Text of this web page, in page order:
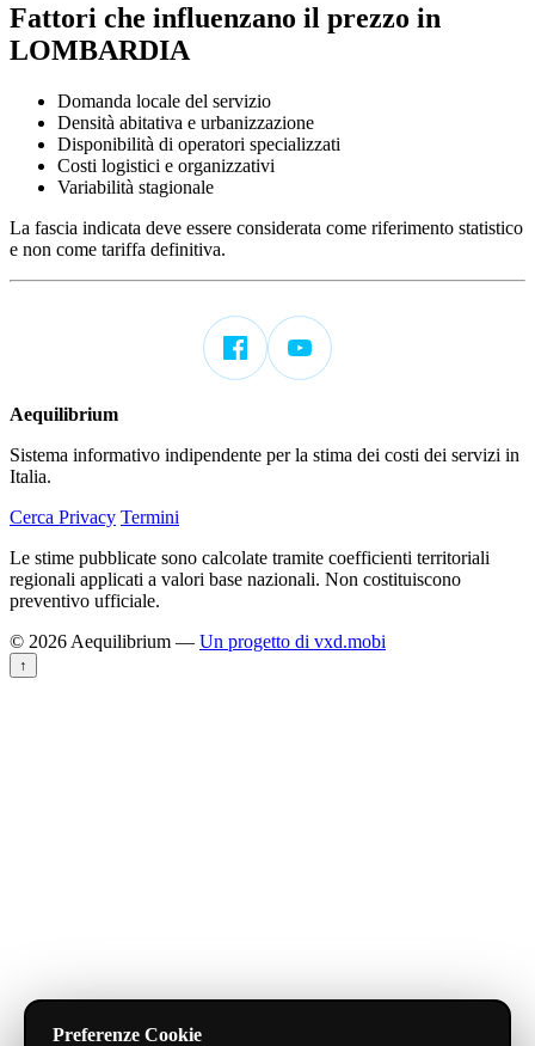
Fattori che influenzano il prezzo in
LOMBARDIA
Domanda locale del servizio
Densità abitativa e urbanizzazione
Disponibilità di operatori specializzati
Costi logistici e organizzativi
Variabilità stagionale
La fascia indicata deve essere considerata come riferimento statistico
e non come tariffa definitiva.
Aequilibrium
Sistema informativo indipendente per la stima dei costi dei servizi in
Italia.
Cerca Privacy Termini
Le stime pubblicate sono calcolate tramite coefficienti territoriali
regionali applicati a valori base nazionali. Non costituiscono
preventivo ufficiale.
© 2026 Aequilibrium — Un progetto di vxd.mobi
↑
Preferenze Cookie